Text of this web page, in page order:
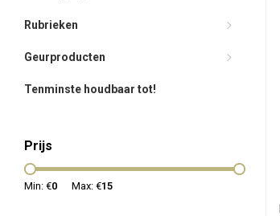
Rubrieken
Geurproducten
Tenminste houdbaar tot!
Prijs
Min: €0 Max: €15